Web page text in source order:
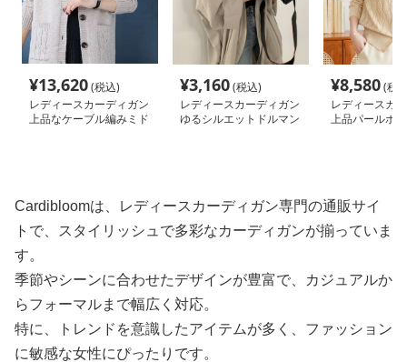
¥13,620(税込)
レディースカーディガン
上品なケーブル編みミド
¥3,160(税込)
レディースカーディガン
ゆるシルエットドルマン
¥8,580(税
レディースカ
上品パールボ
Cardibloomは、レディースカーディガン専門の通販サイ
トで、スタイリッシュで多彩なカーディガンが揃っていま
す。
季節やシーンに合わせたデザインが豊富で、カジュアルか
らフォーマルまで幅広く対応。
特に、トレンドを意識したアイテムが多く、ファッション
に敏感な女性にぴったりです。